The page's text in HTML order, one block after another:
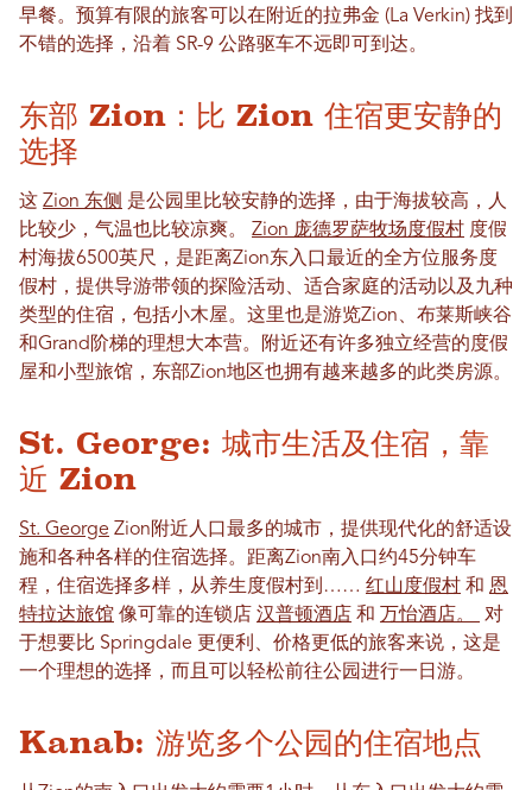
早餐。预算有限的旅客可以在附近的拉弗金 (La Verkin) 找到
不错的选择，沿着 SR-9 公路驱车不远即可到达。
东部 Zion：比 Zion 住宿更安静的
选择
这 Zion 东侧 是公园里比较安静的选择，由于海拔较高，人
比较少，气温也比较凉爽。 Zion 庞德罗萨牧场度假村 度假
村海拔6500英尺，是距离Zion东入口最近的全方位服务度
假村，提供导游带领的探险活动、适合家庭的活动以及九种
类型的住宿，包括小木屋。这里也是游览Zion、布莱斯峡谷
和Grand阶梯的理想大本营。附近还有许多独立经营的度假
屋和小型旅馆，东部Zion地区也拥有越来越多的此类房源。
St. George: 城市生活及住宿，靠
近 Zion
St. George Zion附近人口最多的城市，提供现代化的舒适设
施和各种各样的住宿选择。距离Zion南入口约45分钟车
程，住宿选择多样，从养生度假村到…… 红山度假村 和 恩
特拉达旅馆 像可靠的连锁店 汉普顿酒店 和 万怡酒店。
对
于想要比 Springdale 更便利、价格更低的旅客来说，这是
一个理想的选择，而且可以轻松前往公园进行一日游。
Kanab: 游览多个公园的住宿地点